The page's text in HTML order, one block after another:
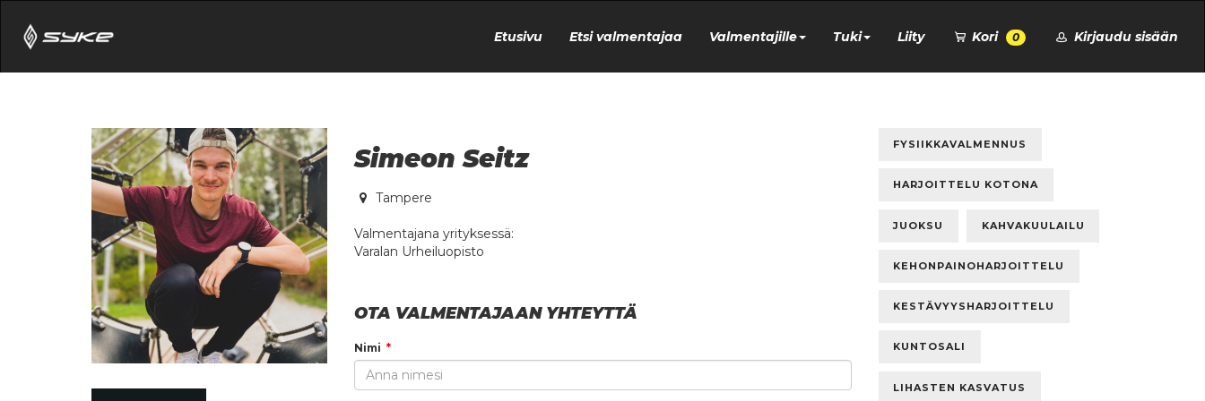
Etusivu Etsi valmentajaa Valmentajille Tuki Liity Kori 0 Kirjaudu sisään
Simeon Seitz
Tampere
Valmentajana yrityksessä:
Varalan Urheiluopisto
OTA VALMENTAJAAN YHTEYTTÄ
Nimi
FYSIIKKAVALMENNUS
HARJOITTELU KOTONA
JUOKSU KAHVAKUULAILU
KEHONPAINOHARJOITTELU
KESTÄVYYSHARJOITTELU
KUNTOSALI
LIHASTEN KASVATUS